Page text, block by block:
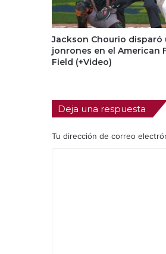
Jackson Chourio disparó
jonrones en el American
Field (+Video)
Deja una respuesta
Tu dirección de correo